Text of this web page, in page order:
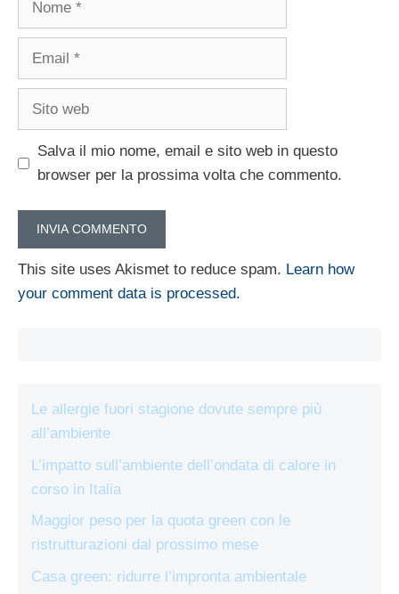
Email
Sito
Salva il mio nome, email e sito web in questo
browser per la prossima volta che commento.
This site uses Akismet to reduce spam. Learn how
your comment data is processed.
Le allergie fuori stagione dovute sempre più
all’ambiente
L’impatto sull’ambiente dell’ondata di calore in
corso in Italia
Maggior peso per la quota green con le
ristrutturazioni dal prossimo mese
Casa green: ridurre l’impronta ambientale